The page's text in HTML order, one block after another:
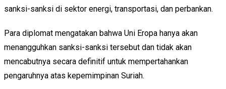
sanksi-sanksi di sektor energi, transportasi, dan perbankan.
Para diplomat mengatakan bahwa Uni Eropa hanya akan
menangguhkan sanksi-sanksi tersebut dan tidak akan
mencabutnya secara definitif untuk mempertahankan
pengaruhnya atas kepemimpinan Suriah.